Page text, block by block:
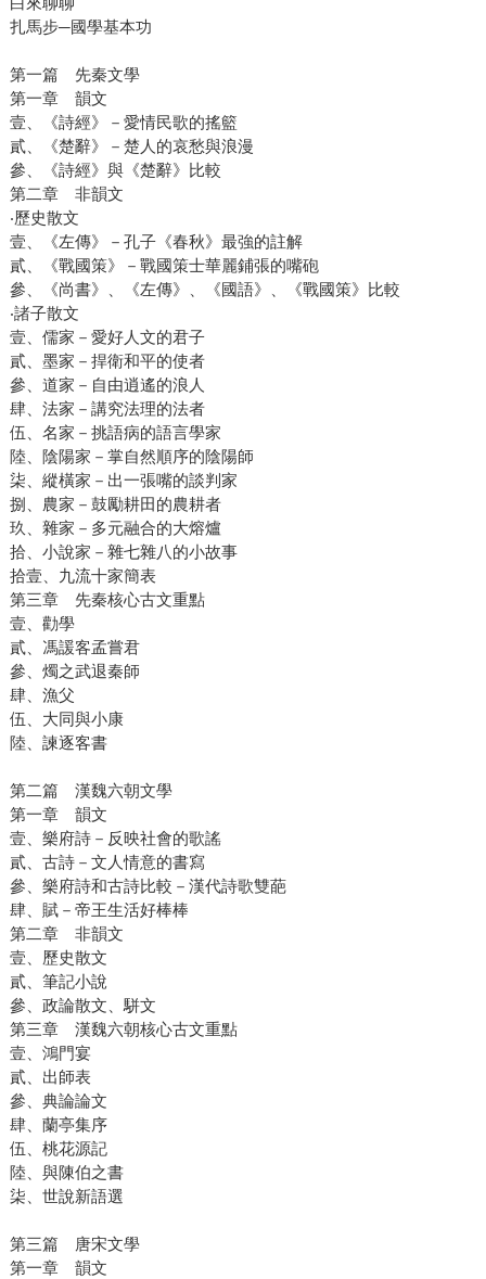
扎馬步─國學基本功
第一篇 先秦文學
第一章 韻文
壹、《詩經》－愛情民歌的搖籃
貳、《楚辭》－楚人的哀愁與浪漫
參、《詩經》與《楚辭》比較
第二章 非韻文
‧歷史散文
壹、《左傳》－孔子《春秋》最強的註解
貳、《戰國策》－戰國策士華麗鋪張的嘴砲
參、《尚書》、《左傳》、《國語》、《戰國策》比較
‧諸子散文
壹、儒家－愛好人文的君子
貳、墨家－捍衛和平的使者
參、道家－自由逍遙的浪人
肆、法家－講究法理的法者
伍、名家－挑語病的語言學家
陸、陰陽家－掌自然順序的陰陽師
柒、縱橫家－出一張嘴的談判家
捌、農家－鼓勵耕田的農耕者
玖、雜家－多元融合的大熔爐
拾、小說家－雜七雜八的小故事
拾壹、九流十家簡表
第三章 先秦核心古文重點
壹、勸學
貳、馮諼客孟嘗君
參、燭之武退秦師
肆、漁父
伍、大同與小康
陸、諫逐客書
第二篇 漢魏六朝文學
第一章 韻文
壹、樂府詩－反映社會的歌謠
貳、古詩－文人情意的書寫
參、樂府詩和古詩比較－漢代詩歌雙葩
肆、賦－帝王生活好棒棒
第二章 非韻文
壹、歷史散文
貳、筆記小說
參、政論散文、駢文
第三章 漢魏六朝核心古文重點
壹、鴻門宴
貳、出師表
參、典論論文
肆、蘭亭集序
伍、桃花源記
陸、與陳伯之書
柒、世說新語選
第三篇 唐宋文學
第一章 韻文